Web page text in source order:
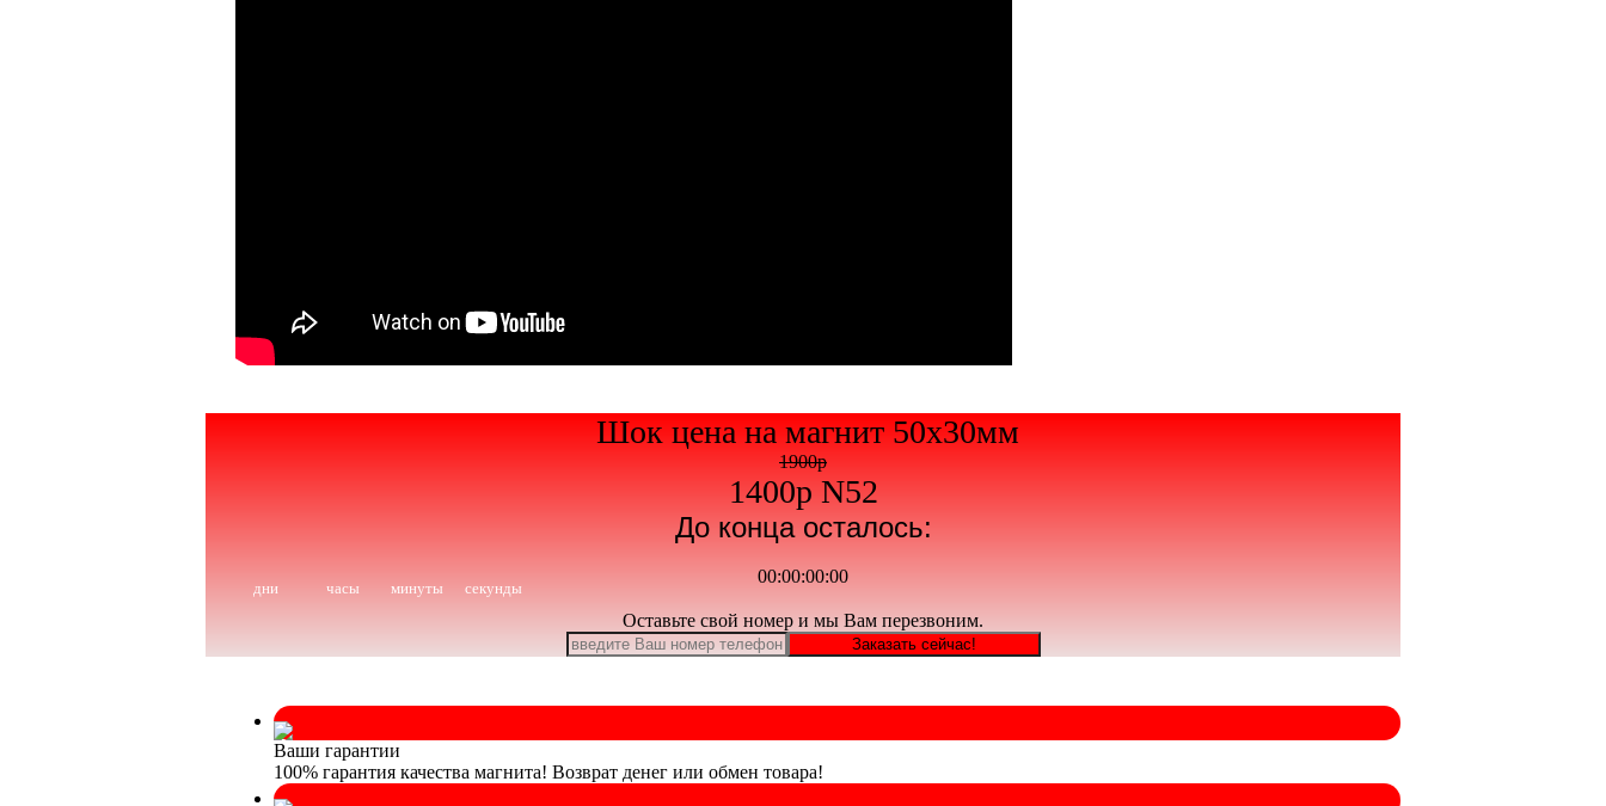
Шок цена на магнит 50х30мм
1900р
1400р N52
До конца осталось:
00:00:00:00
дни часы минуты секунды
Оставьте свой номер и мы Вам перезвоним.
Ваши гарантии
100% гарантия качества магнита! Возврат денег или обмен товара!